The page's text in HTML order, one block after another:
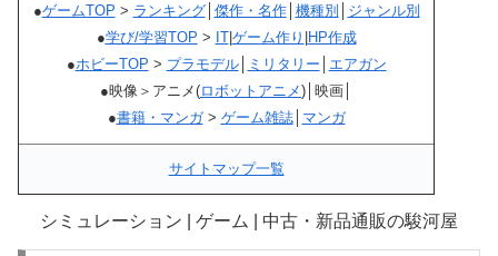
●ゲームTOP > ランキング│ 傑作・名作│ 機種別
ジャンル別
●学び/学習TOP > IT|ゲーム作り |HP作成
●ホビーTOP > プラモデル│ ミリタリー
エアガン
●映像＞アニメ(ロボットアニメ)│映画│
●書籍・マンガ> ゲーム雑誌│ マンガ
サイトマップ一覧
シミュレーション | ゲーム | 中古・新品通販の駿河屋